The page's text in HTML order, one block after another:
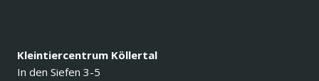
Kleintiercentrum Köllertal
In den Siefen 3-5